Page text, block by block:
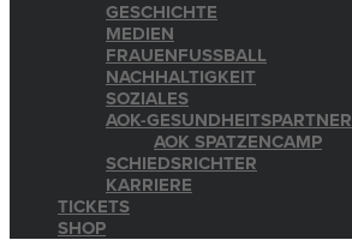
GESCHICHTE
MEDIEN
FRAUENFUSSBALL
NACHHALTIGKEIT
SOZIALES
AOK-GESUNDHEITSPARTNER
AOK SPATZENCAMP
SCHIEDSRICHTER
KARRIERE
TICKETS
SHOP